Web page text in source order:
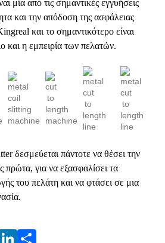
μία από τις σημαντικές εγγυήσεις
και την απόδοση της ασφάλειας
και το σημαντικότερο είναι
και η εμπειρία των πελατών.
δεσμεύεται πάντοτε να θέσει την
πρώτα, για να εξασφαλίσει τα
του πελάτη και να φτάσει σε μια